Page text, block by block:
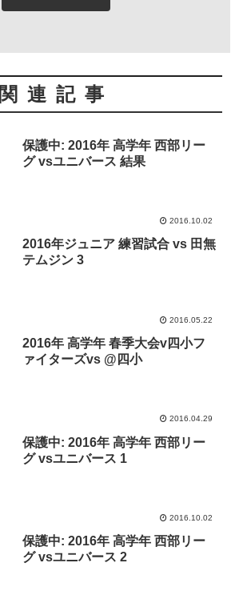
関連記事
保護中: 2016年 高学年 西部リー
グ vsユニバース 結果
2016.10.02
2016年ジュニア 練習試合 vs 田無
テムジン 3
2016.05.22
2016年 高学年 春季大会v四小フ
ァイターズvs @四小
2016.04.29
保護中: 2016年 高学年 西部リー
グ vsユニバース 1
2016.10.02
保護中: 2016年 高学年 西部リー
グ vsユニバース 2